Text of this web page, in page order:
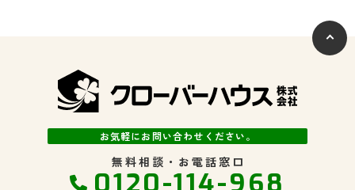
お気軽にお問い合わせください。
無料相談・お電話窓口